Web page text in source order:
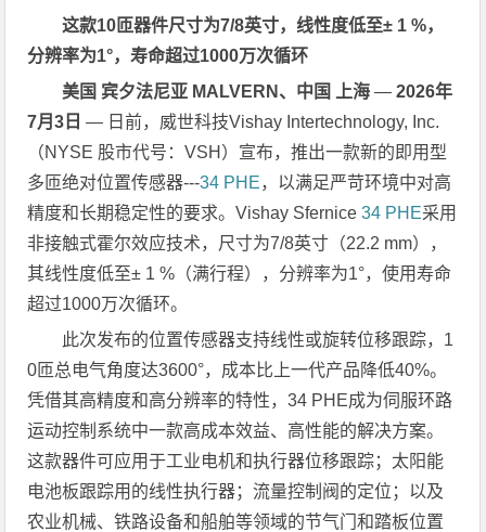
这款10匝器件尺寸为7/8英寸，线性度低至± 1 %，
分辨率为1°，寿命超过1000万次循环
美国 宾夕法尼亚 MALVERN、中国 上海 —2026年
7月3日— 日前，威世科技Vishay Intertechnology, Inc.
（NYSE 股市代号：VSH）宣布，推出一款新的即用型
多匝绝对位置传感器---34 PHE，以满足严苛环境中对高
精度和长期稳定性的要求。Vishay Sfernice34 PHE采用
非接触式霍尔效应技术，尺寸为7/8英寸（22.2 mm），
其线性度低至± 1 %（满行程），分辨率为1°，使用寿命
超过1000万次循环。
此次发布的位置传感器支持线性或旋转位移跟踪，1
0匝总电气角度达3600°，成本比上一代产品降低40%。
凭借其高精度和高分辨率的特性，34 PHE成为伺服环路
运动控制系统中一款高成本效益、高性能的解决方案。
这款器件可应用于工业电机和执行器位移跟踪；太阳能
电池板跟踪用的线性执行器；流量控制阀的定位；以及
农业机械、铁路设备和船舶等领域的节气门和踏板位置